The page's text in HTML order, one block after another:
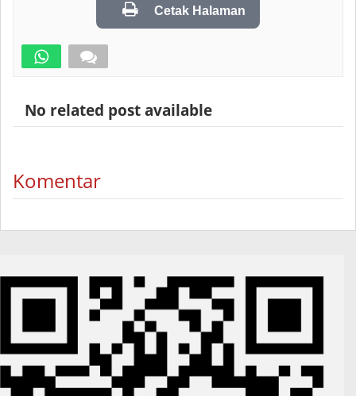
Cetak Halaman
No related post available
Komentar